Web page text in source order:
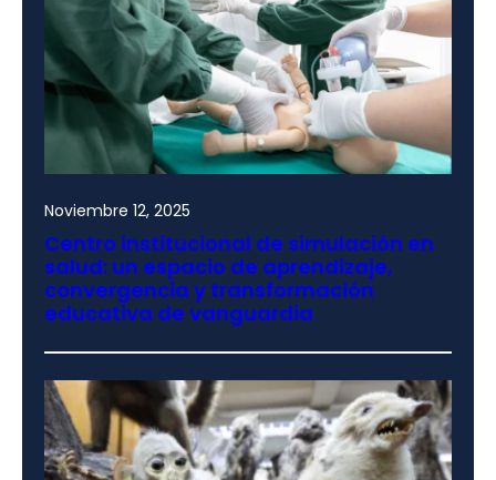
Noviembre 12, 2025
Centro institucional de simulación en
salud: un espacio de aprendizaje,
convergencia y transformación
educativa de vanguardia